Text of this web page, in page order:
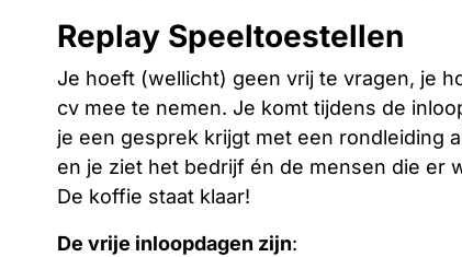
Replay Speeltoestellen
Je hoeft (wellicht) geen vrij te vragen, je
cv mee te nemen. Je komt tijdens de
je een gesprek krijgt met een rondleiding
en je ziet het bedrijf én de mensen die er
De koffie staat klaar!
De vrije inloopdagen zijn: